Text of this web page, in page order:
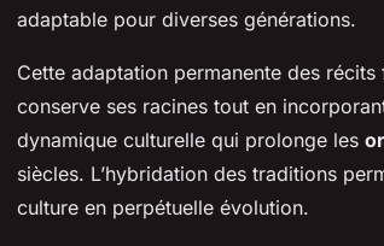
adaptable pour diverses générations.
Cette adaptation permanente des
conserve ses racines tout en
dynamique culturelle qui prolonge les
siècles. L’hybridation des traditions
culture en perpétuelle évolution.